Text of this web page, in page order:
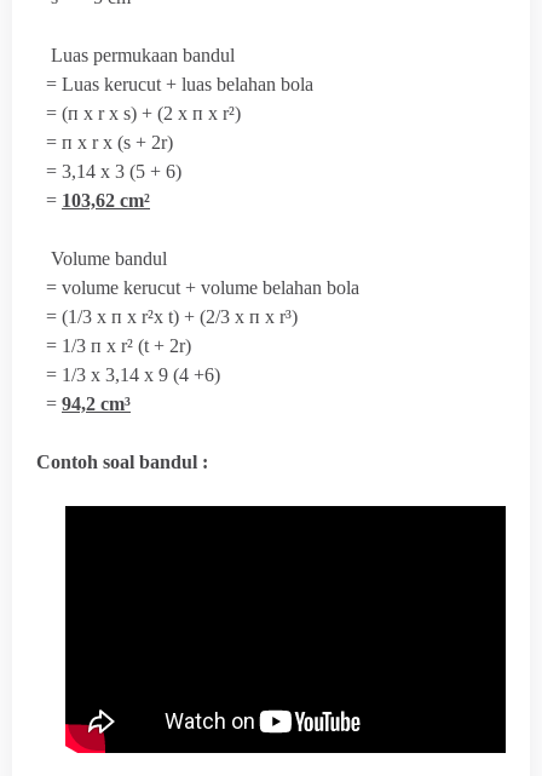
Luas permukaan bandul
= Luas kerucut + luas belahan bola
= (п x r x s) + (2 x п x r²)
= п x r x (s + 2r)
= 3,14 x 3 (5 + 6)
= 103,62 cm²
Volume bandul
= volume kerucut + volume belahan bola
= (1/3 x п x r²x t) + (2/3 x п x r³)
= 1/3 п x r² (t + 2r)
= 1/3 x 3,14 x 9 (4 +6)
= 94,2 cm³
Contoh soal bandul :